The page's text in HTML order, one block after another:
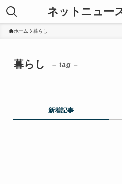
ネットニュー
ホーム 暮らし
暮らし – tag –
新着記事